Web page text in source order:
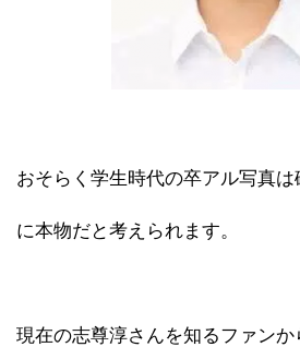
おそらく学生時代の卒アル写真は
に本物だと考えられます。
現在の志尊淳さんを知るファンか